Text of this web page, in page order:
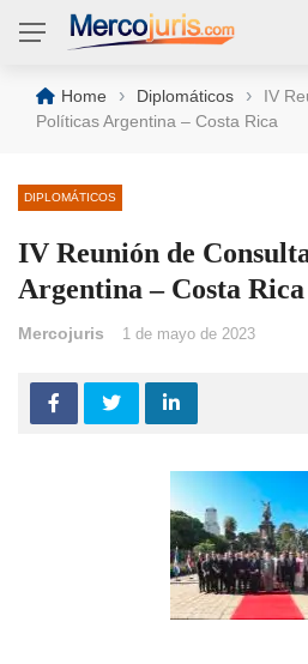
Home › Diplomáticos ›
IV
Políticas Argentina – Costa Rica
DIPLOMÁTICOS
IV Reunión de
Argentina – Costa Rica
Mercojuris 1 de mayo de 2023